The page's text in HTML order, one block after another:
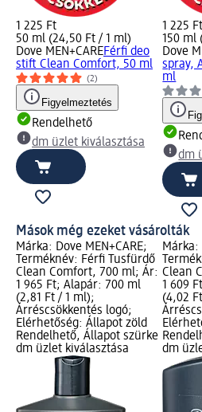
1 225 Ft
50 ml (24,50 Ft / 1 ml)
Dove MEN+CAREFérfi deo
stift Clean Comfort, 50 ml
(2)
Figyelmeztetés
Rendelhető
dm üzlet kiválasztása
1 225 Ft
150 ml
Dove
spray,
ml
dm
Mások még ezeket vásárolták
Márka: Dove MEN+CARE;
Terméknév: Férfi Tusfürdő
Clean Comfort, 700 ml; Ár:
1 965 Ft; Alapár: 700 ml
(2,81 Ft / 1 ml);
Árréscsökkentés logó;
Elérhetőség: Állapot zöld
Rendelhető, Állapot szürke
dm üzlet kiválasztása
Márka:
Clean
1 609
(4,02
dm